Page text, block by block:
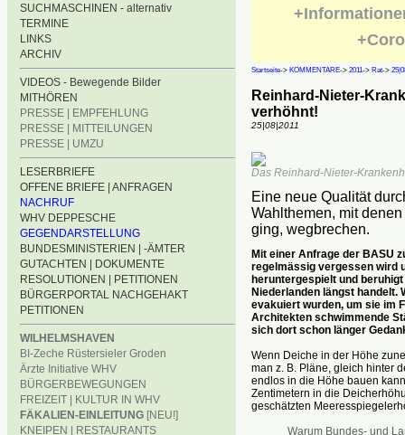
SUCHMASCHINEN - alternativ
TERMINE
LINKS
ARCHIV
VIDEOS - Bewegende Bilder
MITHÖREN
PRESSE | EMPFEHLUNG
PRESSE | MITTEILUNGEN
PRESSE | UMZU
LESERBRIEFE
OFFENE BRIEFE | ANFRAGEN
NACHRUF
WHV DEPPESCHE
GEGENDARSTELLUNG
BUNDESMINISTERIEN | -ÄMTER
GUTACHTEN | DOKUMENTE
RESOLUTIONEN | PETITIONEN
BÜRGERPORTAL NACHGEHAKT
PETITIONEN
WILHELMSHAVEN
BI-Zeche Rüstersieler Groden
Ärzte Initiative WHV
BÜRGERBEWEGUNGEN
FREIZEIT | KULTUR IN WHV
FÄKALIEN-EINLEITUNG [NEU!]
KNEIPEN | RESTAURANTS
Startseite-> KOMMENTARE-> 2011-> Rat->
Reinhard-Nieter-
verhöhnt!
25|08|2011
Das Reinhard-Nieter-
Eine neue Qualität
Wahlthemen, mit
ging, wegbrechen.
Mit einer Anfrage der BASU
regelmässig vergessen wird
heruntergespielt und
Niederlanden längst handelt.
evakuiert wurden, um sie im
Architekten schwimmende
sich dort schon länger
Wenn Deiche in der Höhe
man z. B. Pläne, gleich hinter
endlos in die Höhe bauen
Zentimetern in die
geschätzten
Warum Bundes- und